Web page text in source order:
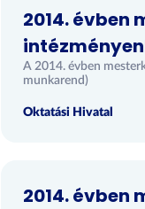
2014. évben
A 2014. évben
munkarend)
Oktatási Hivatal
2014. évben